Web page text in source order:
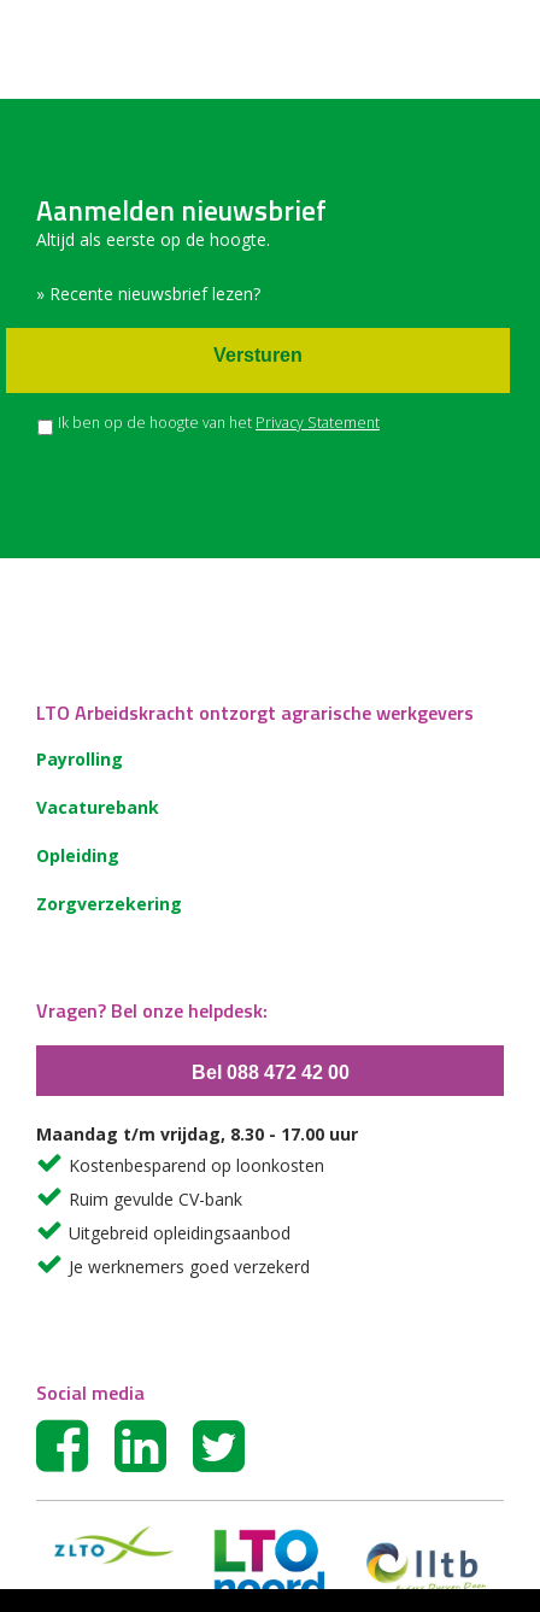
Aanmelden nieuwsbrief
Altijd als eerste op de hoogte.
» Recente nieuwsbrief lezen?
Ik ben op de hoogte van het Privacy Statement
Versturen
LTO Arbeidskracht ontzorgt agrarische werkgevers
Payrolling
Vacaturebank
Opleiding
Zorgverzekering
Vragen? Bel onze helpdesk:
Bel 088 472 42 00
Maandag t/m vrijdag, 8.30 - 17.00 uur
Kostenbesparend op loonkosten
Ruim gevulde CV-bank
Uitgebreid opleidingsaanbod
Je werknemers goed verzekerd
Social media